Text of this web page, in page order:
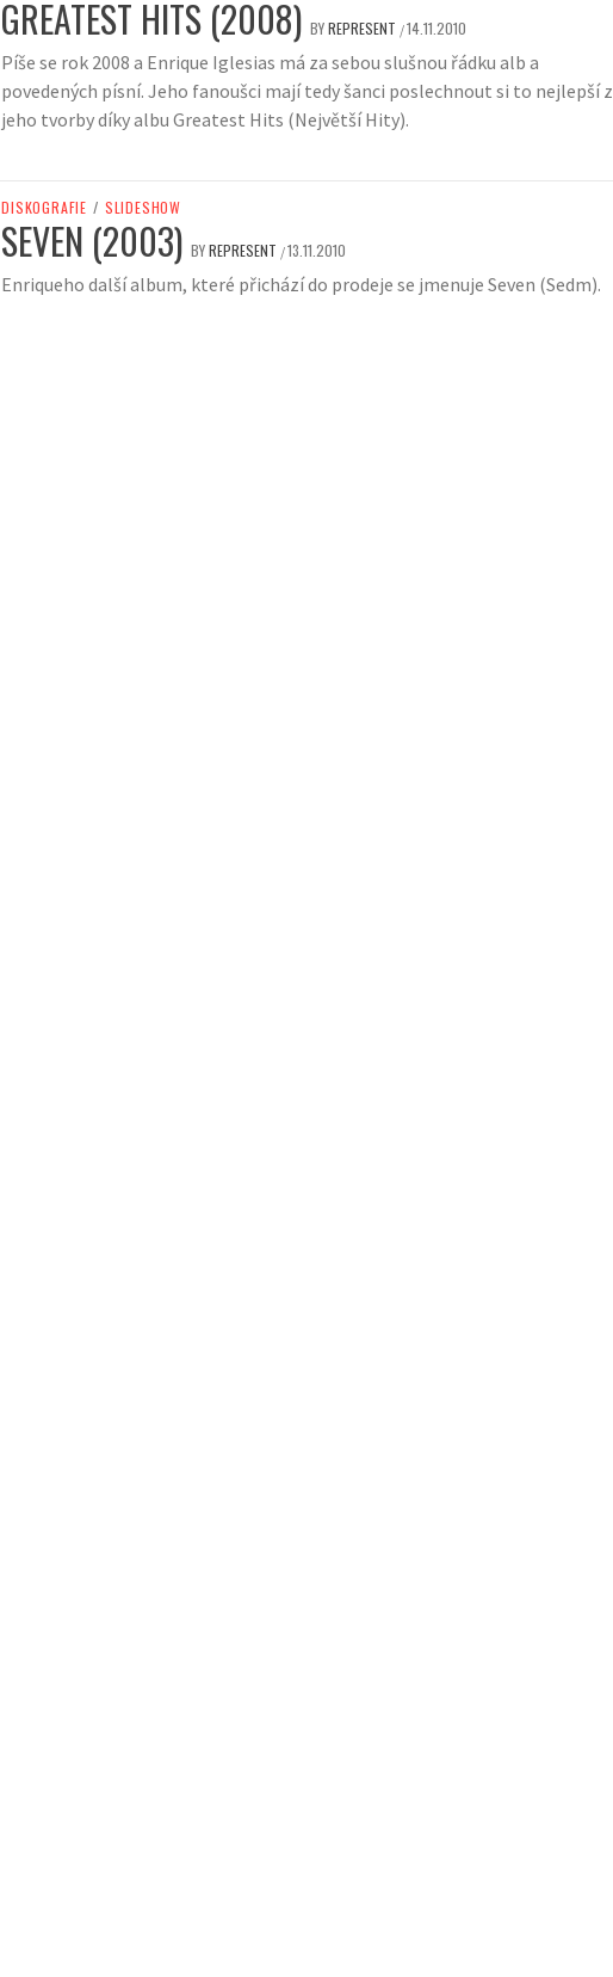
GREATEST HITS (2008) BYREPRESENT /14.11.2010
Píše se rok 2008 a Enrique Iglesias má za sebou slušnou řádku alb a
povedených písní. Jeho fanoušci mají tedy šanci poslechnout si to nejlepší z
jeho tvorby díky albu Greatest Hits (Největší Hity).
DISKOGRAFIE / SLIDESHOW
SEVEN (2003) BYREPRESENT /13.11.2010
Enriqueho další album, které přichází do prodeje se jmenuje Seven (Sedm).